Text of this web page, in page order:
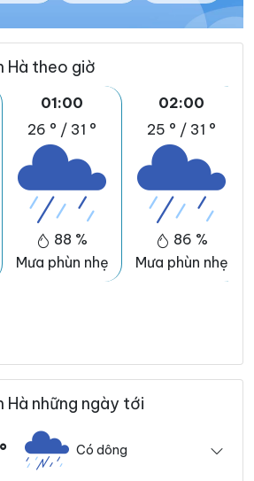
Hà theo giờ
01:00
26 ° / 31 °
88 %
Mưa phùn nhẹ
02:00
25 ° / 31 °
86 %
Mưa phùn nhẹ
Hà những ngày tới
Có dông